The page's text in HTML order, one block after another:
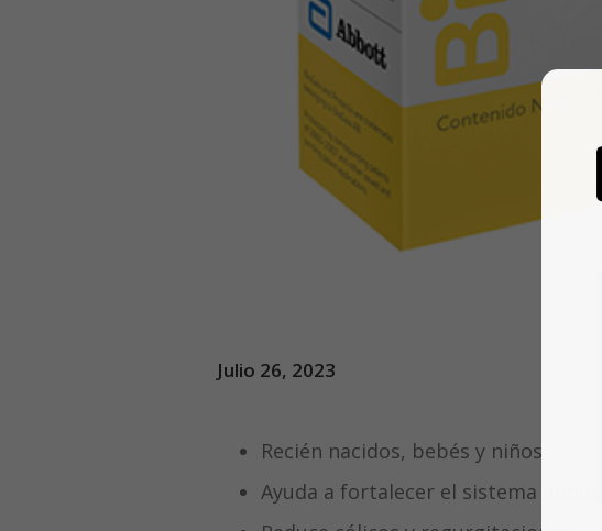
Julio 26, 2023
Recién nacidos, bebés y niños
Ayuda a fortalecer el sistema inmune